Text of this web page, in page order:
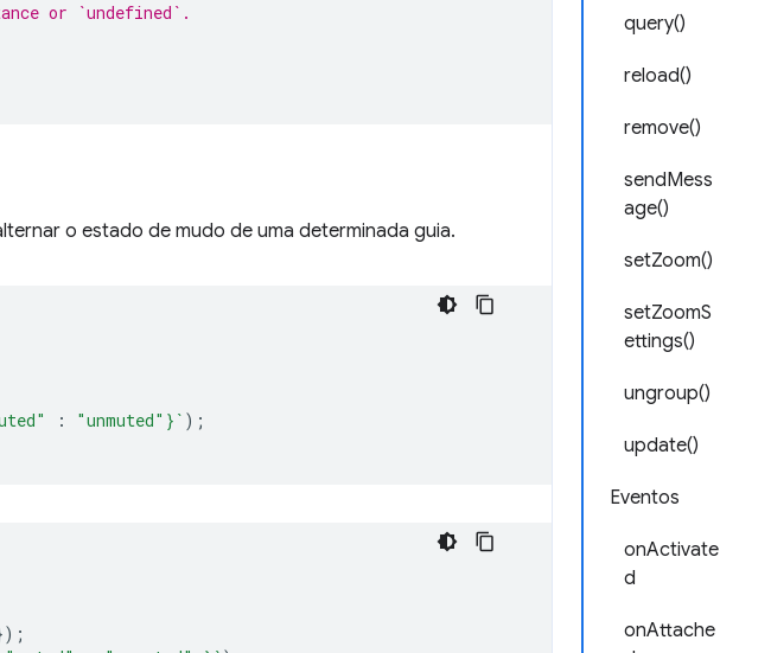
query()
reload()
remove()
sendMess
age()
setZoom()
setZoomS
ettings()
ungroup()
update()
Eventos
onActivate
d
onAttache
or `undefined`.
o estado de mudo de uma determinada guia.
: "unmuted" } ` );